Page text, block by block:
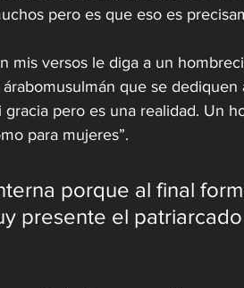
pero es que eso es
mis versos le diga a un
que se dediquen
pero es una realidad. Un
para mujeres”.
porque al final
presente el